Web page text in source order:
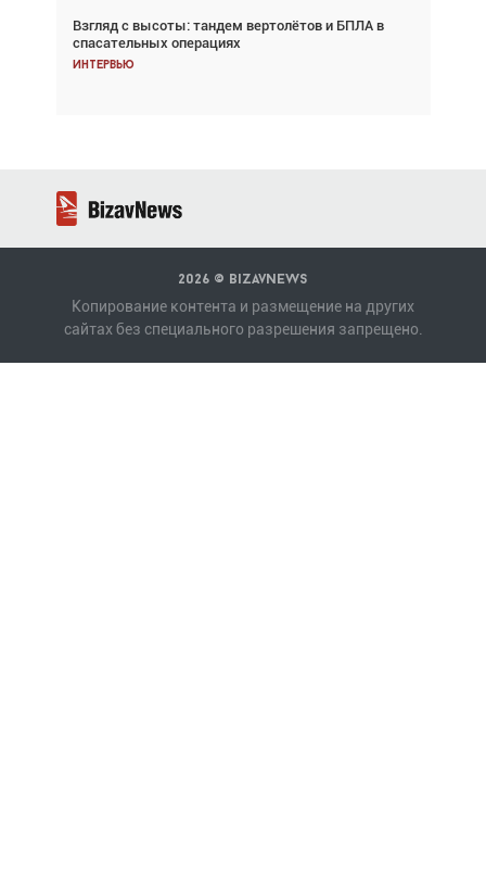
Взгляд с высоты: тандем вертолётов и БПЛА в
спасательных операциях
Интервью
Частный самолёт – это актив. Подходите к
покупке соответствующим образом
Интервью
2026 © BizavNews
Копирование контента и размещение на других
сайтах без специального разрешения запрещено.